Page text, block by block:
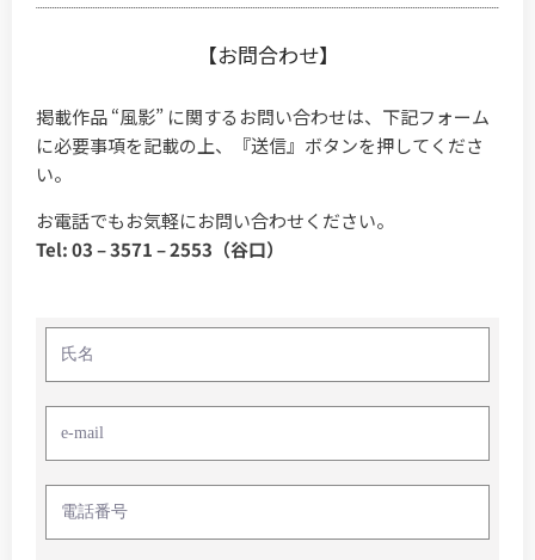
【お問合わせ】
掲載作品 “風影” に関するお問い合わせは、下記フォーム
に必要事項を記載の上、『送信』ボタンを押してくださ
い。
お電話でもお気軽にお問い合わせください。
Tel: 03 – 3571 – 2553（谷口）